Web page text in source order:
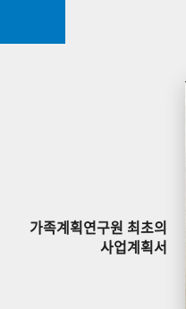
가족계획연구원 최초의
사업계획서